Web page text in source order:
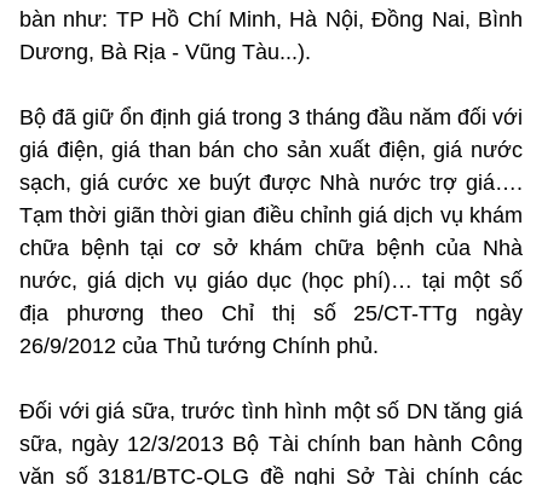
bàn như: TP Hồ Chí Minh, Hà Nội, Đồng Nai, Bình
Dương, Bà Rịa - Vũng Tàu...).
Bộ đã giữ ổn định giá trong 3 tháng đầu năm đối với
giá điện, giá than bán cho sản xuất điện, giá nước
sạch, giá cước xe buýt được Nhà nước trợ giá….
Tạm thời giãn thời gian điều chỉnh giá dịch vụ khám
chữa bệnh tại cơ sở khám chữa bệnh của Nhà
nước, giá dịch vụ giáo dục (học phí)… tại một số
địa phương theo Chỉ thị số 25/CT-TTg ngày
26/9/2012 của Thủ tướng Chính phủ.
Đối với giá sữa, trước tình hình một số DN tăng giá
sữa, ngày 12/3/2013 Bộ Tài chính ban hành Công
văn số 3181/BTC-QLG đề nghị Sở Tài chính các